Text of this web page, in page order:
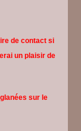
de contact si
un plaisir de
sur le